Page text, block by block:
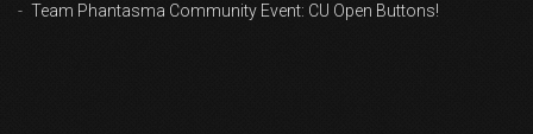
Team Phantasma Community Event: CU Open Buttons!